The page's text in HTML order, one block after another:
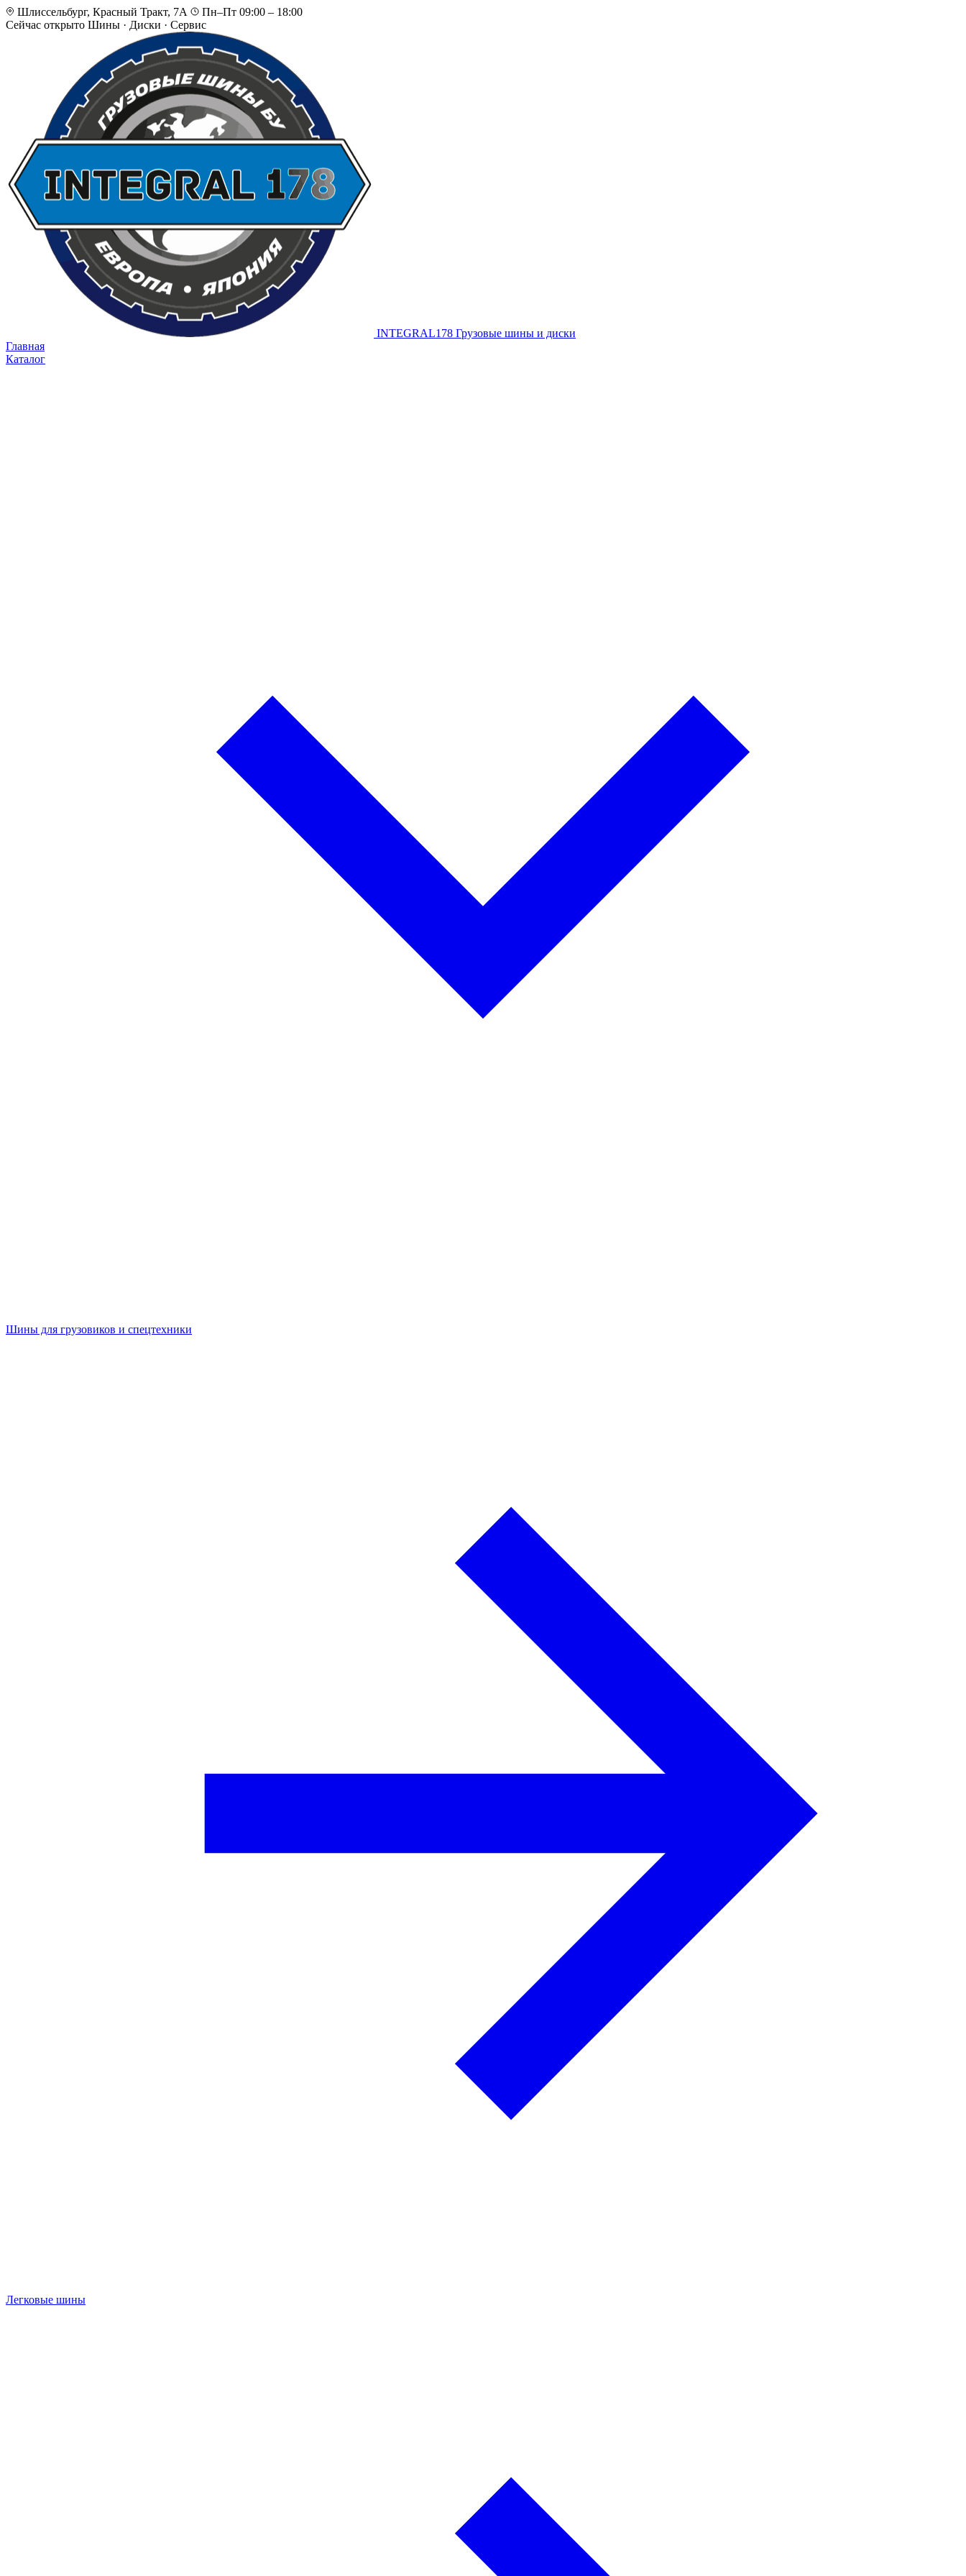
Шлиссельбург, Красный Тракт, 7А
Пн–Пт 09:00 – 18:00
Сейчас открыто Шины · Диски · Сервис
INTEGRAL178 Грузовые шины и диски
Главная
Каталог
Шины для грузовиков и спецтехники
Легковые шины